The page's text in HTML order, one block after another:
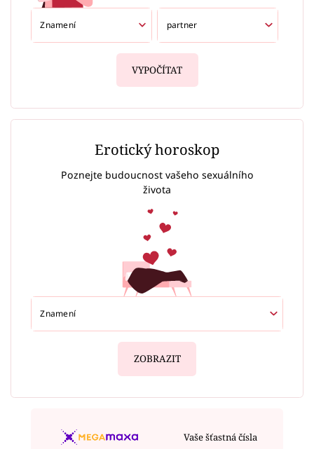
VYPOČÍTAT
Erotický horoskop
Poznejte budoucnost vašeho sexuálního
života
ZOBRAZIT
Vaše šťastná čísla